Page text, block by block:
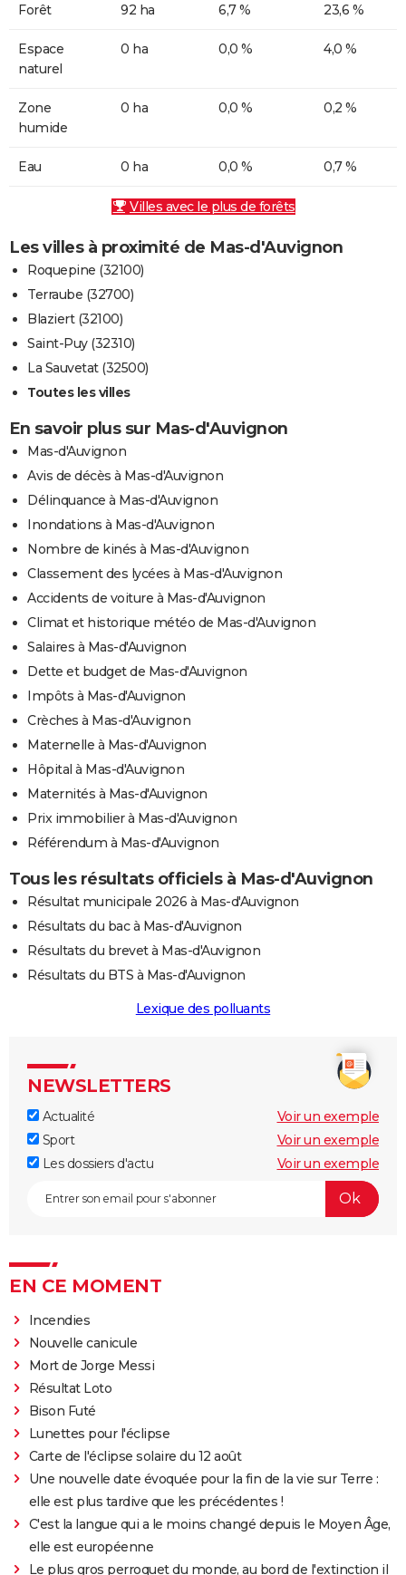
Forêt 92 ha 6,7 % 23,6 %
Espace
naturel
0 ha 0,0 % 4,0 %
Zone
humide
0 ha 0,0 % 0,2 %
Eau 0 ha 0,0 % 0,7 %
Villes avec le plus de forêts
Les villes à proximité de Mas-d'Auvignon
Roquepine (32100)
Terraube (32700)
Blaziert (32100)
Saint-Puy (32310)
La Sauvetat (32500)
Toutes les villes
En savoir plus sur Mas-d'Auvignon
Mas-d'Auvignon
Avis de décès à Mas-d'Auvignon
Délinquance à Mas-d'Auvignon
Inondations à Mas-d'Auvignon
Nombre de kinés à Mas-d'Auvignon
Classement des lycées à Mas-d'Auvignon
Accidents de voiture à Mas-d'Auvignon
Climat et historique météo de Mas-d'Auvignon
Salaires à Mas-d'Auvignon
Dette et budget de Mas-d'Auvignon
Impôts à Mas-d'Auvignon
Crèches à Mas-d'Auvignon
Maternelle à Mas-d'Auvignon
Hôpital à Mas-d'Auvignon
Maternités à Mas-d'Auvignon
Prix immobilier à Mas-d'Auvignon
Référendum à Mas-d'Auvignon
Tous les résultats officiels à Mas-d'Auvignon
Résultat municipale 2026 à Mas-d'Auvignon
Résultats du bac à Mas-d'Auvignon
Résultats du brevet à Mas-d'Auvignon
Résultats du BTS à Mas-d'Auvignon
Lexique des polluants
NEWSLETTERS
Actualité
Voir un exemple
Sport
Voir un exemple
Les dossiers d'actu
Voir un exemple
EN CE MOMENT
Incendies
Nouvelle canicule
Mort de Jorge Messi
Résultat Loto
Bison Futé
Lunettes pour l'éclipse
Carte de l'éclipse solaire du 12 août
Une nouvelle date évoquée pour la fin de la vie sur Terre :
elle est plus tardive que les précédentes !
C'est la langue qui a le moins changé depuis le Moyen Âge,
elle est européenne
Le plus gros perroquet du monde, au bord de l'extinction il